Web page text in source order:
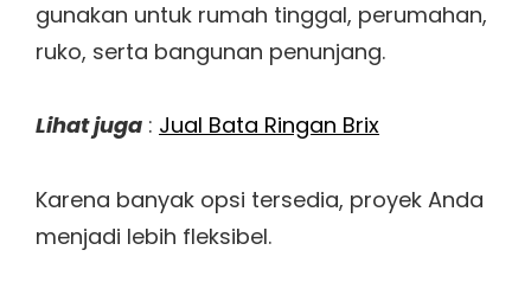
gunakan untuk rumah tinggal, perumahan,
ruko, serta bangunan penunjang.
Lihat juga : Jual Bata Ringan Brix
Karena banyak opsi tersedia, proyek Anda
menjadi lebih fleksibel.